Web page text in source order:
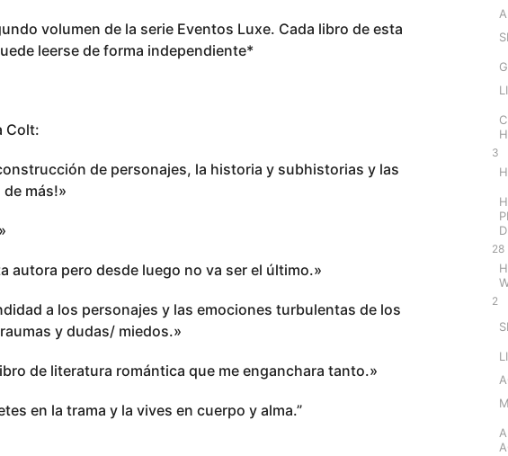
volumen de la serie Eventos Luxe. Cada libro de esta
leerse de forma independiente*
Colt:
de personajes, la historia y subhistorias y las
más!»
autora pero desde luego no va ser el último.»
a los personajes y las emociones turbulentas de los
y dudas/ miedos.»
de literatura romántica que me enganchara tanto.»
en la trama y la vives en cuerpo y alma.”
3
28
2